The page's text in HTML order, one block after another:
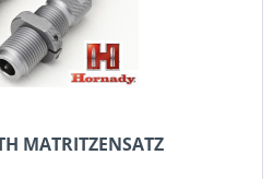
MATRITZENSATZ